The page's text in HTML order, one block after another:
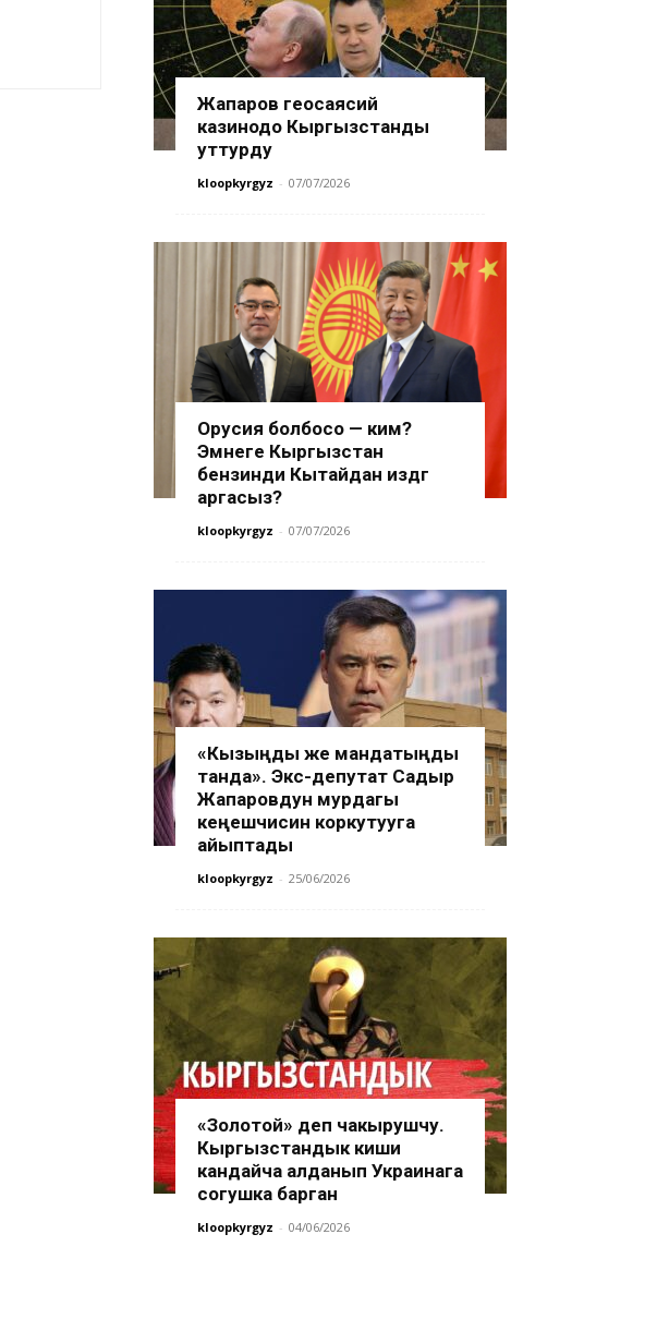
Жапаров геосаясий
казинодо Кыргызстанды
уттурду
kloopkyrgyz - 07/07/2026
Орусия болбосо — ким?
Эмнеге Кыргызстан
бензинди Кытайдан издөөгө
аргасыз?
kloopkyrgyz - 07/07/2026
«Кызыңды же мандатыңды
танда». Экс-депутат Садыр
Жапаровдун мурдагы
кеңешчисин коркутууга
айыптады
kloopkyrgyz - 25/06/2026
«Золотой» деп чакырушчу.
Кыргызстандык киши
кандайча алданып Украинага
согушка барган
kloopkyrgyz - 04/06/2026